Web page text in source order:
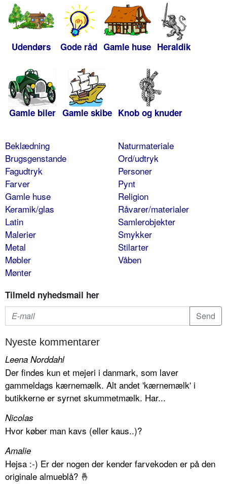
Udendørs Gode råd Gamle huse Heraldik
Gamle biler Gamle skibe Knob og knuder
Beklædning
Brugsgenstande
Fagudtryk
Farver
Gamle huse
Keramik/glas
Latin
Malerier
Metal
Møbler
Mønter
Naturmateriale
Ord/udtryk
Personer
Pynt
Religion
Råvarer/materialer
Samlerobjekter
Smykker
Stilarter
Våben
Tilmeld nyhedsmail her
Nyeste kommentarer
Leena Norddahl
Der findes kun et mejeri i danmark, som laver
gammeldags kærnemælk. Alt andet 'kærnemælk' i
butikkerne er syrnet skummetmælk. Har...
Nicolas
Hvor køber man kavs (eller kaus..)?
Amalie
Hejsa :-) Er der nogen der kender farvekoden er på den
originale almueblå? 🤞